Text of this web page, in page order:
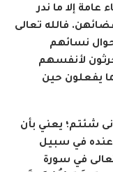
إلا ما ندر
فالله تعالى
نسائهم
لأنفسهم
يفعلون حين
شئتم؛ يعني بأن
عنده في سبيل
في سورة